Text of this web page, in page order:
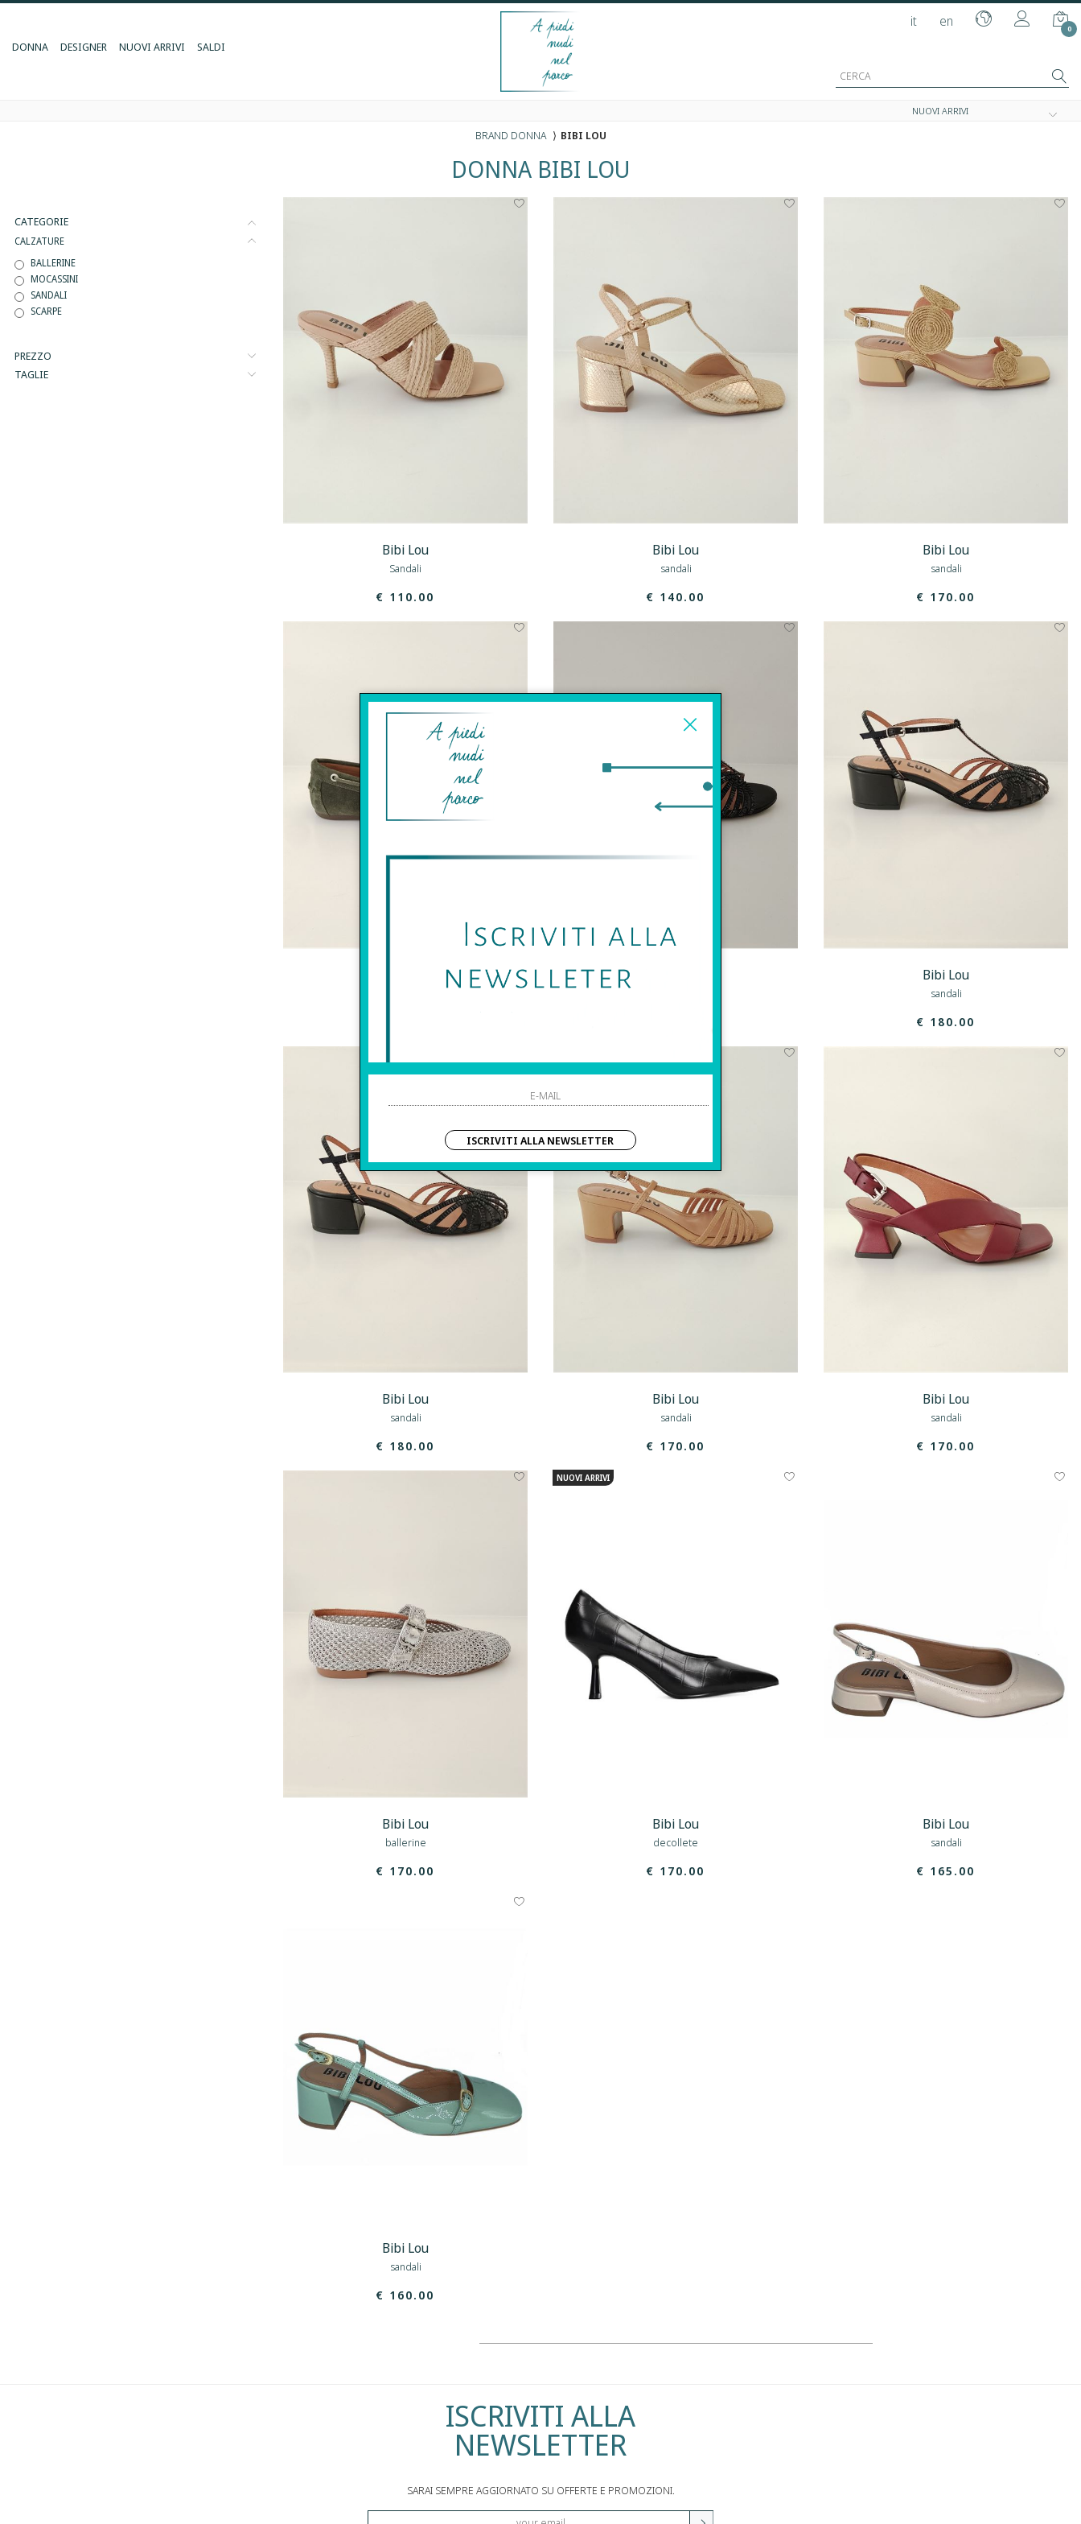
it en 0
DONNA DESIGNER NUOVI ARRIVI SALDI
BRAND DONNA ⟩ BIBI LOU
DONNA BIBI LOU
CATEGORIE
CALZATURE
BALLERINE
MOCASSINI
SANDALI
SCARPE
PREZZO
TAGLIE
Bibi Lou
Sandali
€ 110.00
Bibi Lou
sandali
€ 140.00
Bibi Lou
sandali
€ 170.00
Bibi Lou
sandali
€ 180.00
Bibi Lou
sandali
€ 180.00
Bibi Lou
sandali
€ 170.00
Bibi Lou
sandali
€ 170.00
Bibi Lou
ballerine
€ 170.00
NUOVI ARRIVI
Bibi Lou
decollete
€ 170.00
Bibi Lou
sandali
€ 165.00
Bibi Lou
sandali
€ 160.00
ISCRIVITI ALLA
NEWSLETTER
SARAI SEMPRE AGGIORNATO SU OFFERTE E PROMOZIONI.
ISCRIVITI ALLA NEWSLETTER